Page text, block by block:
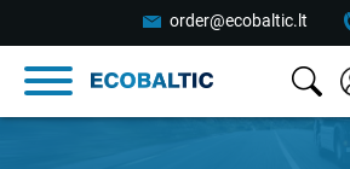
order@ecobaltic.lt